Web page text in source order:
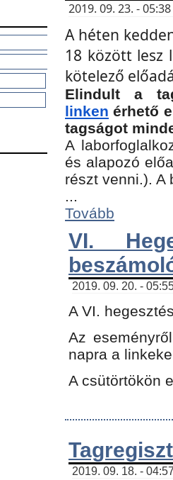
2019. 09. 23. -
A héten
18 között lesz
kötelező
Elindult a
linken érhető
tagságot
A
és alapozó
részt venni.).
...
Tovább
VI.
2019. 09. 20. -
A VI.
Az
napra a
A csütörtökön
2019. 09. 18. -